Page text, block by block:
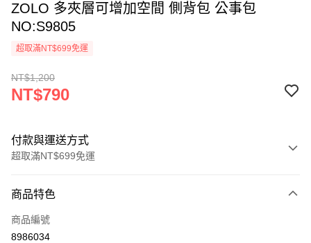
ZOLO 多夾層可增加空間 側背包 公事包
NO:S9805
超取滿NT$699免運
NT$1,200
NT$790
付款與運送方式
超取滿NT$699免運
信用卡一次付款
超商取貨付款
商品特色
商品編號
8986034